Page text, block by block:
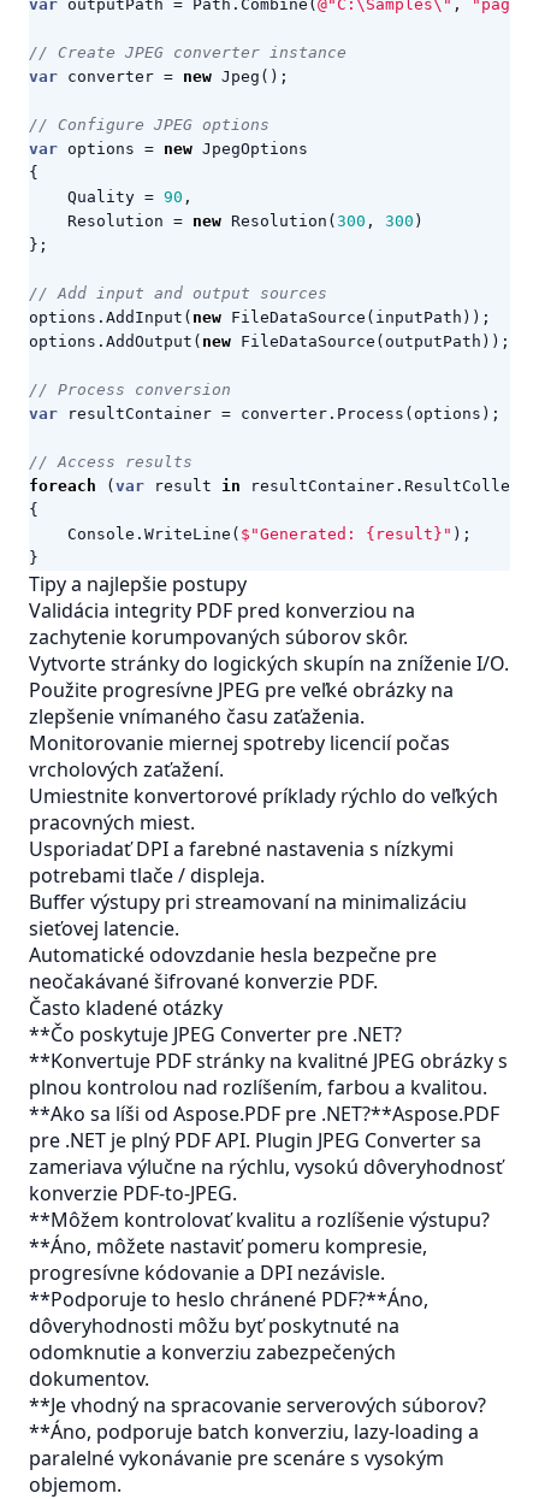
var outputPath = Path . Combine ( @"C:\Samples\" ,
// Create JPEG converter instance
var converter = new Jpeg ();
// Configure JPEG options
var options = new JpegOptions
{
Quality = 90 ,
Resolution = new Resolution ( 300 , 300 )
};
// Add input and output sources
options . AddInput ( new FileDataSource ( inputPath ));
options . AddOutput ( new FileDataSource ( outputPath ));
// Process conversion
var
resultContainer = converter . Process ( options );
// Access results
foreach
( var result in resultContainer .
{
Console . WriteLine ( $"Generated: {result}" );
}
Tipy a najlepšie postupy
Validácia integrity PDF pred konverziou na
zachytenie korumpovaných súborov skôr.
Vytvorte stránky do logických skupín na zníženie I/O.
Použite progresívne JPEG pre veľké obrázky na
zlepšenie vnímaného času zaťaženia.
Monitorovanie miernej spotreby licencií počas
vrcholových zaťažení.
Umiestnite konvertorové príklady rýchlo do veľkých
pracovných miest.
Usporiadať DPI a farebné nastavenia s nízkymi
potrebami tlače / displeja.
Buffer výstupy pri streamovaní na minimalizáciu
sieťovej latencie.
Automatické odovzdanie hesla bezpečne pre
neočakávané šifrované konverzie PDF.
Často kladené otázky
**Čo poskytuje JPEG Converter pre .NET?
**Konvertuje PDF stránky na kvalitné JPEG obrázky s
plnou kontrolou nad rozlíšením, farbou a kvalitou.
**Ako sa líši od Aspose.PDF pre .NET?**Aspose.PDF
pre .NET je plný PDF API. Plugin JPEG Converter sa
zameriava výlučne na rýchlu, vysokú dôveryhodnosť
konverzie PDF-to-JPEG.
**Môžem kontrolovať kvalitu a rozlíšenie výstupu?
**Áno, môžete nastaviť pomeru kompresie,
progresívne kódovanie a DPI nezávisle.
**Podporuje to heslo chránené PDF?**Áno,
dôveryhodnosti môžu byť poskytnuté na
odomknutie a konverziu zabezpečených
dokumentov.
**Je vhodný na spracovanie serverových súborov?
**Áno, podporuje batch konverziu, lazy-loading a
paralelné vykonávanie pre scenáre s vysokým
objemom.